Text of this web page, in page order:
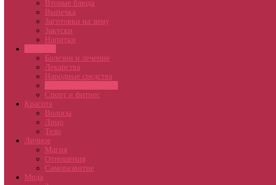
Вторые блюда
Выпечка
Заготовки на зиму
Закуски
Напитки
Болезни и лечение
Лекарства
Народные средства
Спорт и фитнес
Красота
Волосы
Лицо
Тело
Личное
Магия
Отношения
Саморазвитие
Мода